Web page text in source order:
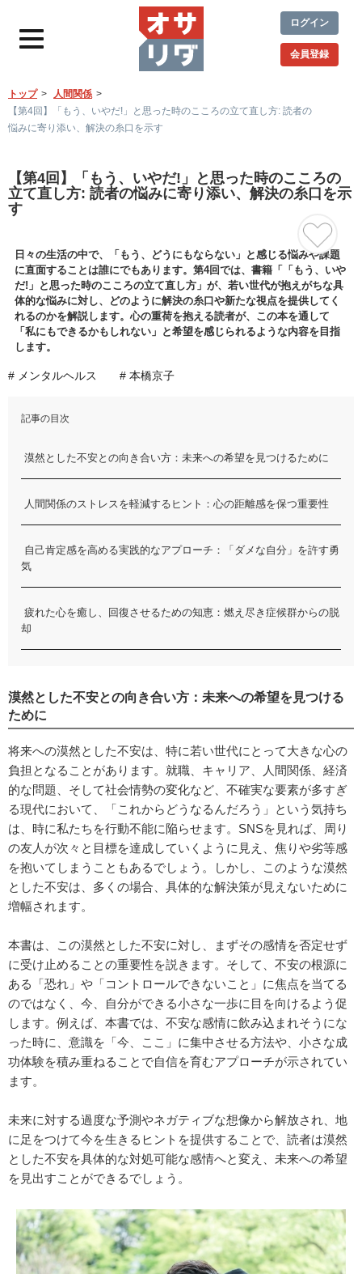
ログイン
会員登録
トップ
人間関係
【第4回】「もう、いやだ!」と思った時のこころの立て直し方: 読者の
悩みに寄り添い、解決の糸口を示す
【第4回】「もう、いやだ!」と思った時のこころの
立て直し方: 読者の悩みに寄り添い、解決の糸口を示
す
日々の生活の中で、「もう、どうにもならない」と感じる悩みや課題
に直面することは誰にでもあります。第4回では、書籍「「もう、いや
だ!」と思った時のこころの立て直し方」が、若い世代が抱えがちな具
体的な悩みに対し、どのように解決の糸口や新たな視点を提供してく
れるのかを解説します。心の重荷を抱える読者が、この本を通して
「私にもできるかもしれない」と希望を感じられるような内容を目指
します。
# メンタルヘルス # 本橋京子
記事の目次
漠然とした不安との向き合い方：未来への希望を見つけるために
人間関係のストレスを軽減するヒント：心の距離感を保つ重要性
自己肯定感を高める実践的なアプローチ：「ダメな自分」を許す勇
気
疲れた心を癒し、回復させるための知恵：燃え尽き症候群からの脱
却
漠然とした不安との向き合い方：未来への希望を見つける
ために
将来への漠然とした不安は、特に若い世代にとって大きな心の
負担となることがあります。就職、キャリア、人間関係、経済
的な問題、そして社会情勢の変化など、不確実な要素が多すぎ
る現代において、「これからどうなるんだろう」という気持ち
は、時に私たちを行動不能に陥らせます。SNSを見れば、周り
の友人が次々と目標を達成していくように見え、焦りや劣等感
を抱いてしまうこともあるでしょう。しかし、このような漠然
とした不安は、多くの場合、具体的な解決策が見えないために
増幅されます。
本書は、この漠然とした不安に対し、まずその感情を否定せず
に受け止めることの重要性を説きます。そして、不安の根源に
ある「恐れ」や「コントロールできないこと」に焦点を当てる
のではなく、今、自分ができる小さな一歩に目を向けるよう促
します。例えば、本書では、不安な感情に飲み込まれそうにな
った時に、意識を「今、ここ」に集中させる方法や、小さな成
功体験を積み重ねることで自信を育むアプローチが示されてい
ます。
未来に対する過度な予測やネガティブな想像から解放され、地
に足をつけて今を生きるヒントを提供することで、読者は漠然
とした不安を具体的な対処可能な感情へと変え、未来への希望
を見出すことができるでしょう。